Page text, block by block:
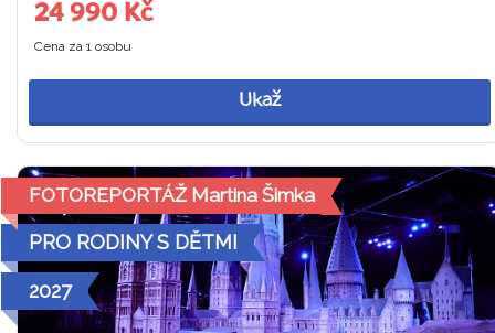
24 990 Kč
Cena za 1 osobu
Ukaž
FOTOREPORTÁŽ Martina Šimka
PRO RODINY S DĚTMI
2027